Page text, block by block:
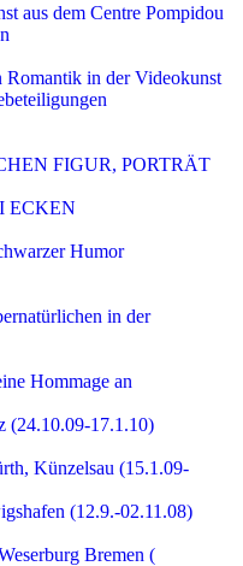
aus dem Centre Pompidou
Romantik in der Videokunst
FIGUR, PORTRÄT
ECKEN
Humor
in der
Hommage an
(24.10.09-17.1.10)
Künzelsau (15.1.09-
(12.9.-02.11.08)
Bremen (